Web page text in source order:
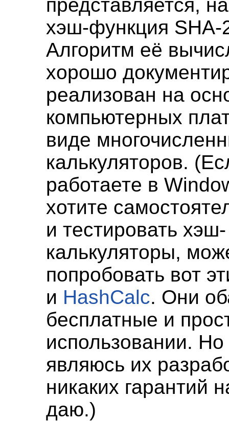
представляется,
хэш-функция SHA-
Алгоритм её
хорошо
реализован на
компьютерных
виде
калькуляторов.
работаете в
хотите
и тестировать хэш-
калькуляторы,
попробовать вот
и HashCalc. Они
бесплатные и
использовании.
являюсь их
никаких гарантий
даю.)